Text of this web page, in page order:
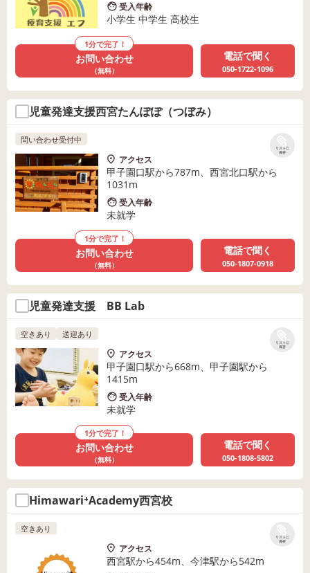
受入年齢
小学生 中学生 高校生
1分で完了！
お問い合わせ
（無料）
電話で聞く
050-1722-1096
児童発達支援西宮たんぽぽ（つぼみ）
リストに
保存
問い合わせ受付中
アクセス
甲子園口駅から787m、西宮北口駅から
1031m
受入年齢
未就学
1分で完了！
お問い合わせ
（無料）
電話で聞く
050-1807-0918
児童発達支援 BB Lab
リストに
保存
空きあり 送迎あり
アクセス
甲子園口駅から668m、甲子園駅から
1415m
受入年齢
未就学
1分で完了！
お問い合わせ
（無料）
電話で聞く
050-1808-5802
Himawari⁺Academy西宮校
リストに
保存
空きあり
アクセス
西宮駅から454m、今津駅から542m